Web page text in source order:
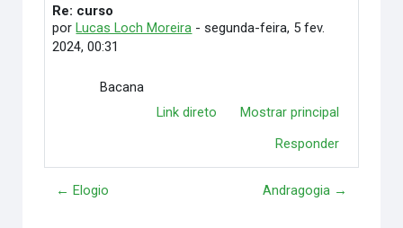
Re: curso
por Lucas Loch Moreira -segunda-feira, 5 fev.
2024, 00:31
Número de respostas: 0
Bacana
Link direto
Mostrar principal
Responder
← Elogio Andragogia →